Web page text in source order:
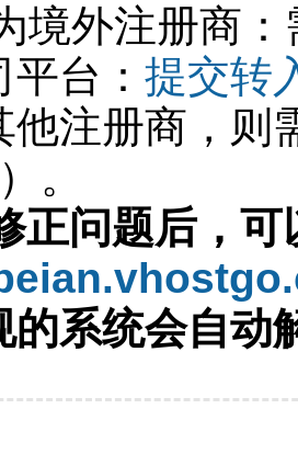
境外注册商
台： 提交转
他注册商，则
。
正问题后，可
的系统会自动